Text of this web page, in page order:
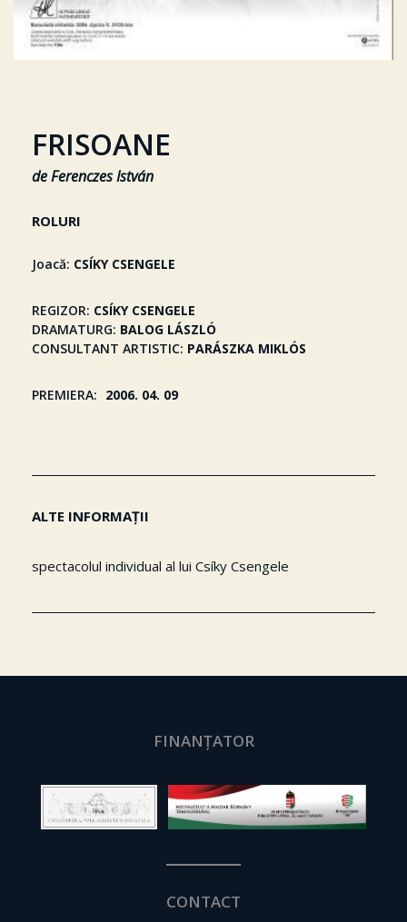
FRISOANE
de Ferenczes István
ROLURI
Joacă CSÍKY CSENGELE
REGIZOR CSÍKY CSENGELE
DRAMATURG BALOG LÁSZLÓ
CONSULTANT ARTISTIC PARÁSZKA MIKLÓS
PREMIERA 2006. 04. 09
ALTE INFORMAȚII
spectacolul individual al lui Csíky Csengele
FINANȚATOR
CONTACT